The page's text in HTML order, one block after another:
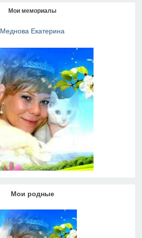
Мои мемориалы
Меднова Екатерина
Мои родные